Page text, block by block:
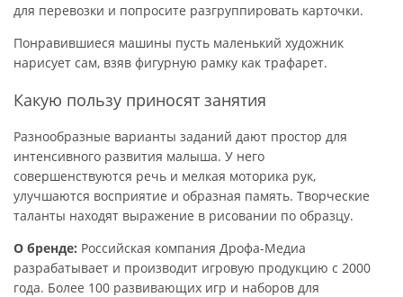
для перевозки и попросите разгруппировать карточки.
Понравившиеся машины пусть маленький художник
нарисует сам, взяв фигурную рамку как трафарет.
Какую пользу приносят занятия
Разнообразные варианты заданий дают простор для
интенсивного развития малыша. У него
совершенствуются речь и мелкая моторика рук,
улучшаются восприятие и образная память. Творческие
таланты находят выражение в рисовании по образцу.
О бренде: Российская компания Дрофа-Медиа
разрабатывает и производит игровую продукцию с 2000
года. Более 100 развивающих игр и наборов для